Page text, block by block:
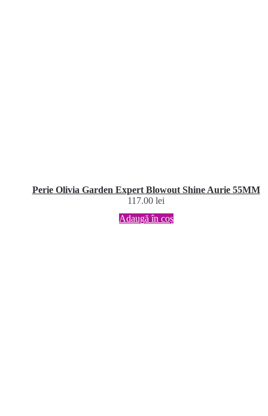
Perie Olivia Garden Expert Blowout Shine Aurie 55MM
117.00 lei
Adaugă în coș